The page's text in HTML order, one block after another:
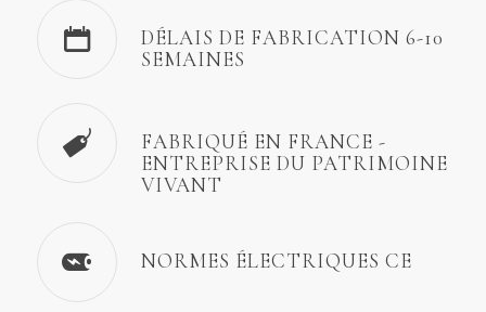
DÉLAIS DE FABRICATION 6-10
SEMAINES
FABRIQUÉ EN FRANCE -
ENTREPRISE DU PATRIMOINE
VIVANT
NORMES ÉLECTRIQUES CE